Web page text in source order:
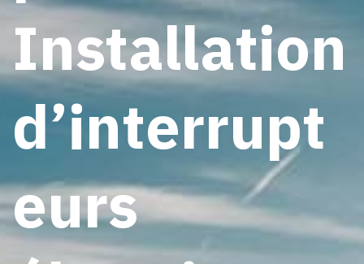
Installation
d’interrupt
eurs